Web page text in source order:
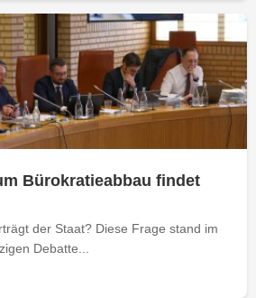
Bürokratieabbau findet
der Staat? Diese Frage stand im
Debatte...